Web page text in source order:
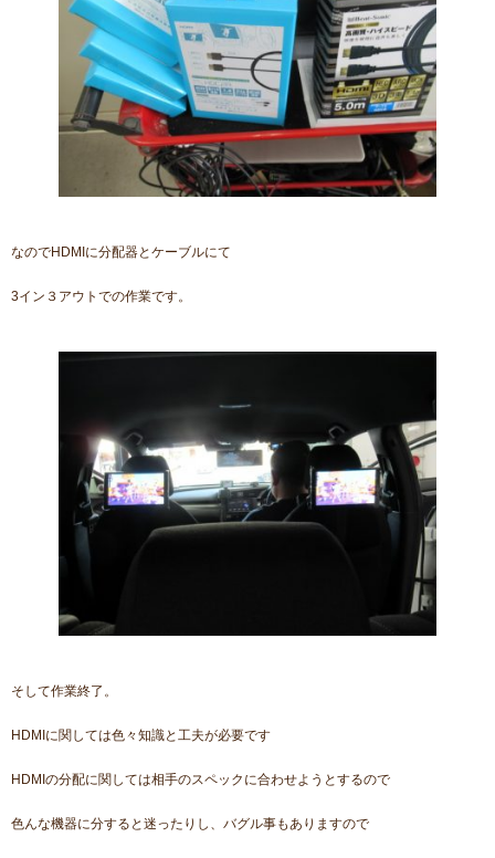
なのでHDMIに分配器とケーブルにて
3イン３アウトでの作業です。
そして作業終了。
HDMIに関しては色々知識と工夫が必要です
HDMIの分配に関しては相手のスペックに合わせようとするので
色んな機器に分すると迷ったりし、バグル事もありますので